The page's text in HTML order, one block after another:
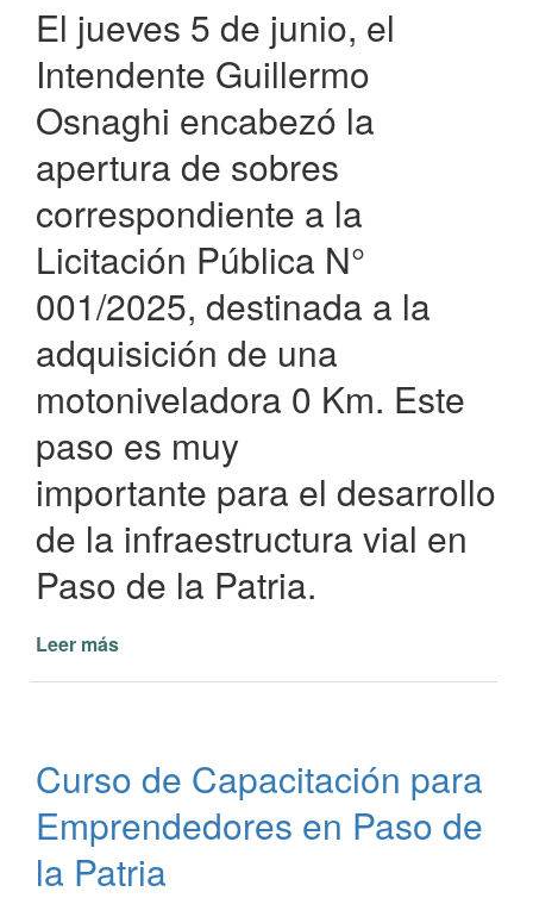
El jueves 5 de junio, el
Intendente Guillermo
Osnaghi encabezó la
apertura de sobres
correspondiente a la
Licitación Pública N°
001/2025, destinada a la
adquisición de una
motoniveladora 0 Km. Este
paso es muy
importante para el desarrollo
de la infraestructura vial en
Paso de la Patria.
Leer más
de
Motoniveladora
en
de
Curso de Capacitación para
Emprendedores en Paso de
la Patria